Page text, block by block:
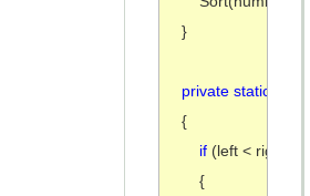
}
private static void
{
if (left < right)
    {